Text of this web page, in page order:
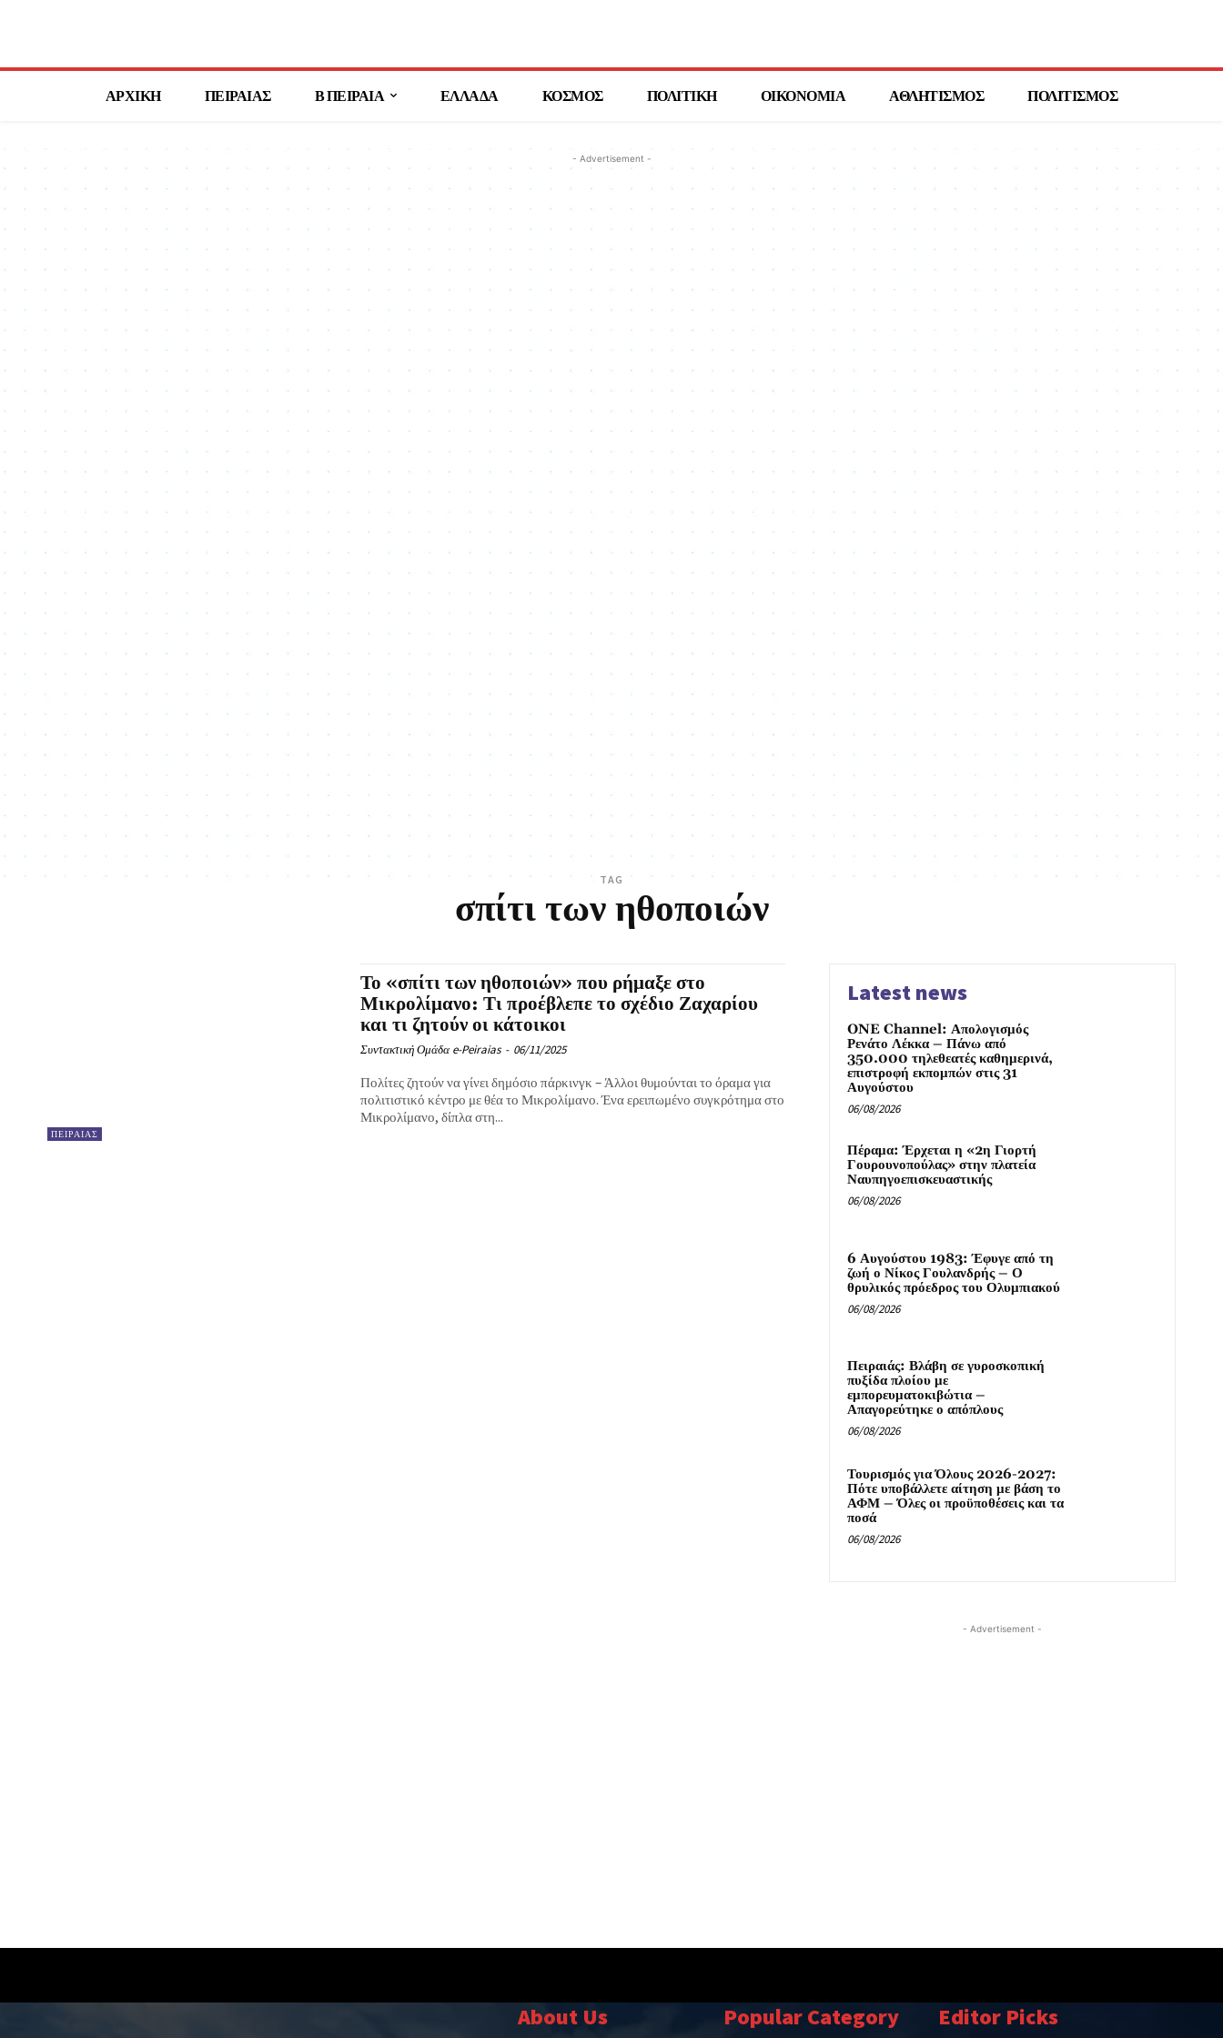
ΑΡΧΙΚΗ ΠΕΙΡΑΙΑΣ Β ΠΕΙΡΑΙΑ ΕΛΛΑΔΑ ΚΟΣΜΟΣ ΠΟΛΙΤΙΚΗ ΟΙΚΟΝΟΜΙΑ ΑΘΛΗΤΙΣΜΟΣ ΠΟΛΙΤΙΣΜΟΣ
- Advertisement -
TAG
σπίτι των ηθοποιών
ΠΕΙΡΑΙΑΣ
Το «σπίτι των ηθοποιών» που ρήμαξε στο
Μικρολίμανο: Τι προέβλεπε το σχέδιο Ζαχαρίου
και τι ζητούν οι κάτοικοι
Συντακτική Ομάδα e-Peiraias - 06/11/2025
Πολίτες ζητούν να γίνει δημόσιο πάρκινγκ – Άλλοι θυμούνται το όραμα για
πολιτιστικό κέντρο με θέα το Μικρολίμανο. Ένα ερειπωμένο συγκρότημα στο
Μικρολίμανο, δίπλα στη...
Latest news
ONE Channel: Απολογισμός
Ρενάτο Λέκκα – Πάνω από
350.000 τηλεθεατές καθημερινά,
επιστροφή εκπομπών στις 31
Αυγούστου
06/08/2026
Πέραμα: Έρχεται η «2η Γιορτή
Γουρουνοπούλας» στην πλατεία
Ναυπηγοεπισκευαστικής
06/08/2026
6 Αυγούστου 1983: Έφυγε από τη
ζωή ο Νίκος Γουλανδρής – Ο
θρυλικός πρόεδρος του Ολυμπιακού
06/08/2026
Πειραιάς: Βλάβη σε γυροσκοπική
πυξίδα πλοίου με
εμπορευματοκιβώτια –
Απαγορεύτηκε ο απόπλους
06/08/2026
Τουρισμός για Όλους 2026-2027:
Πότε υποβάλλετε αίτηση με βάση το
ΑΦΜ – Όλες οι προϋποθέσεις και τα
ποσά
06/08/2026
- Advertisement -
About Us Popular Category Editor Picks